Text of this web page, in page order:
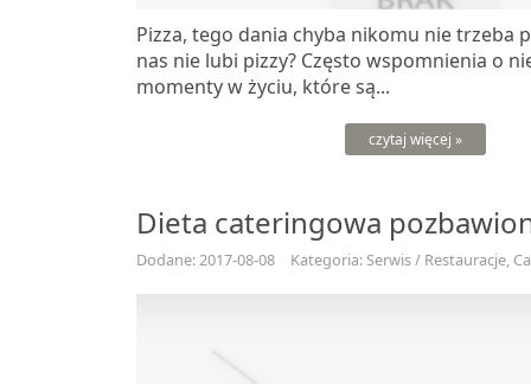
Pizza, tego dania chyba nikomu nie trzeba
nas nie lubi pizzy? Często wspomnienia o
momenty w życiu, które są...
czytaj więcej »
Dieta cateringowa
Dodane: 2017-08-08 Kategoria: Serwis / Restauracje,